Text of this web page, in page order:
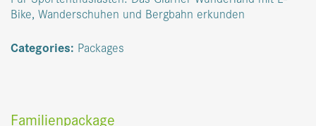
Bike, Wanderschuhen und Bergbahn erkunden
Categories: Packages
Familienpackage